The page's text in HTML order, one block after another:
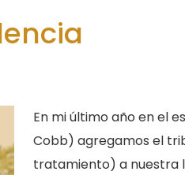
En mi último año en el
Cobb) agregamos el
tratamiento) a nuestra